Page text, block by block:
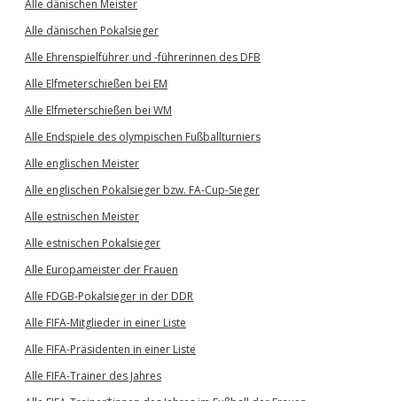
Alle dänischen Meister
Alle dänischen Pokalsieger
Alle Ehrenspielführer und -führerinnen des DFB
Alle Elfmeterschießen bei EM
Alle Elfmeterschießen bei WM
Alle Endspiele des olympischen Fußballturniers
Alle englischen Meister
Alle englischen Pokalsieger bzw. FA-Cup-Sieger
Alle estnischen Meister
Alle estnischen Pokalsieger
Alle Europameister der Frauen
Alle FDGB-Pokalsieger in der DDR
Alle FIFA-Mitglieder in einer Liste
Alle FIFA-Präsidenten in einer Liste
Alle FIFA-Trainer des Jahres